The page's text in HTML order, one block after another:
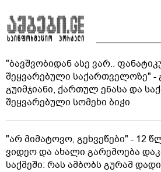
"ბავშვობიდან ასე ვარ..
შეყვარებული საქართველოზე" -
გუიმჯიანი, ქართულ ენასა და
შეყვარებული სომეხი ბიჭი
"არ მიმატოვო, გეხვეწები" - 12
ვიდეო და ახალი გარემოება
საქმეში: რას ამბობს გურამ